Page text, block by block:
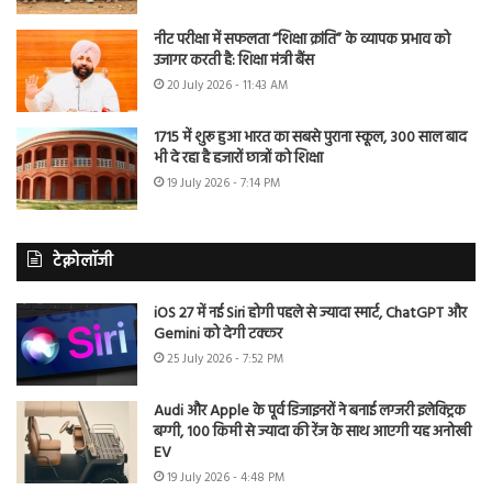
नीट परीक्षा में सफलता “शिक्षा क्रांति” के व्यापक प्रभाव को
उजागर करती है: शिक्षा मंत्री बैंस
20 July 2026 - 11:43 AM
1715 में शुरू हुआ भारत का सबसे पुराना स्कूल, 300 साल बाद
भी दे रहा है हजारों छात्रों को शिक्षा
19 July 2026 - 7:14 PM
टेक्नोलॉजी
iOS 27 में नई Siri होगी पहले से ज्यादा स्मार्ट, ChatGPT और
Gemini को देगी टक्कर
25 July 2026 - 7:52 PM
Audi और Apple के पूर्व डिजाइनरों ने बनाई लग्जरी इलेक्ट्रिक
बग्गी, 100 किमी से ज्यादा की रेंज के साथ आएगी यह अनोखी
EV
19 July 2026 - 4:48 PM